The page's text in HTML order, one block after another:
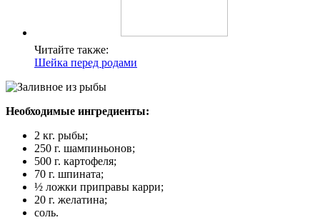
Читайте также:
Шейка перед родами
Необходимые ингредиенты:
2 кг. рыбы;
250 г. шампиньонов;
500 г. картофеля;
70 г. шпината;
½ ложки приправы карри;
20 г. желатина;
соль.